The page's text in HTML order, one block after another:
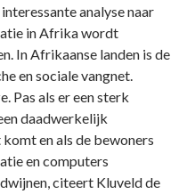
analyse naar
in Afrika wordt
In Afrikaanse landen is de
en sociale vangnet.
Pas als er een sterk
daadwerkelijk
en als de bewoners
en computers
citeert Kluveld de